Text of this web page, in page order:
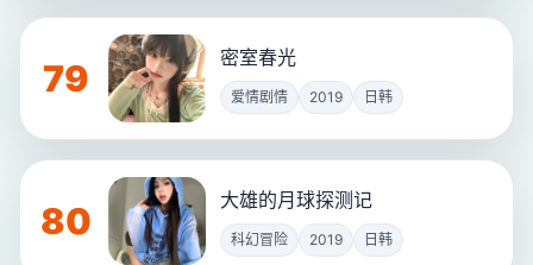
79 密室春光
爱情剧情 2019 日韩
80 大雄的月球探测记
科幻冒险 2019 日韩